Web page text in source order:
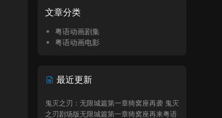
文章分类
粤语动画剧集
粤语动画电影
最近更新
鬼灭之刃：无限城篇第一章猗窝座再袭 鬼灭
之刃剧场版无限城篇第一章猗窝座再来粤语